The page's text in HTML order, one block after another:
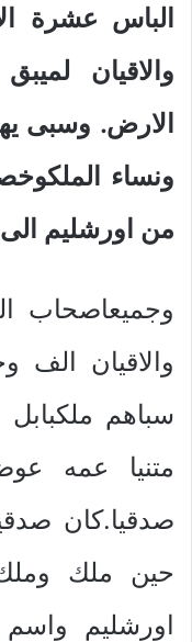
الباس عشرة
والاقيان
الارض. وسبى
ونساء
من اورشليم الى
وجميعاصحاب
والاقيان الف
سباهم
متنيا عمه
صدقيا.كان
حين ملك
اورشليم